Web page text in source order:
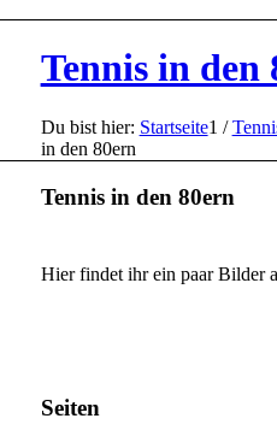
Tennis in den
Du bist hier: Startseite1 /
in den 80ern
Tennis in den 80ern
Hier findet ihr ein paar Bilder
Seiten